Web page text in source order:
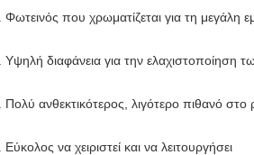
Φωτεινός που χρωματίζεται για τη μεγάλη
Υψηλή διαφάνεια για την ελαχιστοποίηση
Πολύ ανθεκτικότερος, λιγότερο πιθανό στο
Εύκολος να χειριστεί και να λειτουργήσει